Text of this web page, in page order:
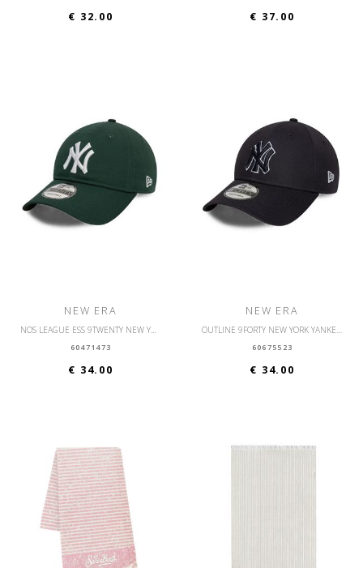
€ 32.00 € 37.00
NEW ERA
NOS LEAGUE ESS 9TWENTY NEW YORK YANKEES OSFM
60471473
€ 34.00
NEW ERA
OUTLINE 9FORTY NEW YORK YANKEES OSFM
60675523
€ 34.00